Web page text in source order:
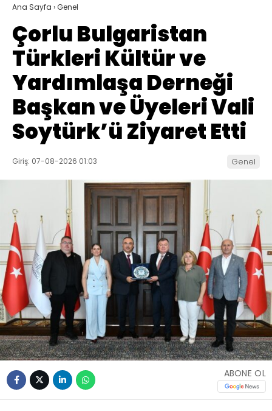
Ana Sayfa ›Genel
Çorlu Bulgaristan
Türkleri Kültür ve
Yardımlaşa Derneği
Başkan ve Üyeleri Vali
Soytürk’ü Ziyaret Etti
Giriş: 07-08-2026 01:03 Genel
ABONE OL